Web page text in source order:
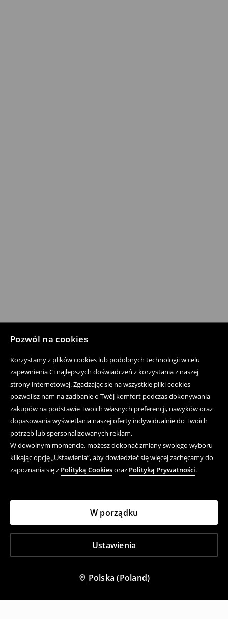
Pozwól na cookies
Korzystamy z plików cookies lub podobnych technologii w celu
zapewnienia Ci najlepszych doświadczeń z korzystania z naszej
strony internetowej. Zgadzając się na wszystkie pliki cookies
pozwolisz nam na zadbanie o Twój komfort podczas dokonywania
zakupów na podstawie Twoich własnych preferencji, nawyków oraz
dopasowania wyświetlania naszej oferty indywidualnie do Twoich
potrzeb lub spersonalizowanych reklam.
W dowolnym momencie, możesz dokonać zmiany swojego wyboru
klikając opcję „Ustawienia”, aby dowiedzieć się więcej zachęcamy do
zapoznania się z Polityką Cookiesoraz Polityką Prywatności.
Ustawienia
W porządku
Polska (Poland)